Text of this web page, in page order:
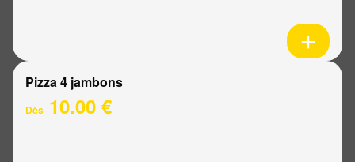
Pizza 4 jambons
Dès 10.00 €